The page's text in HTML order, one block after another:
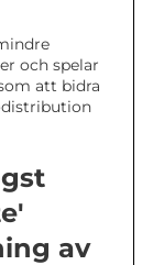
och spelar
att bidra
av